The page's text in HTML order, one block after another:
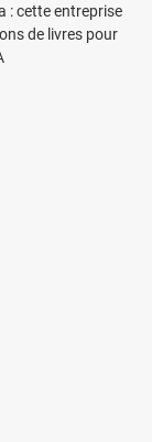
de donner
: cette entreprise
de livres pour